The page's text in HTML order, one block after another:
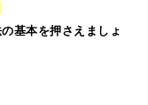
基本を押さえましょ